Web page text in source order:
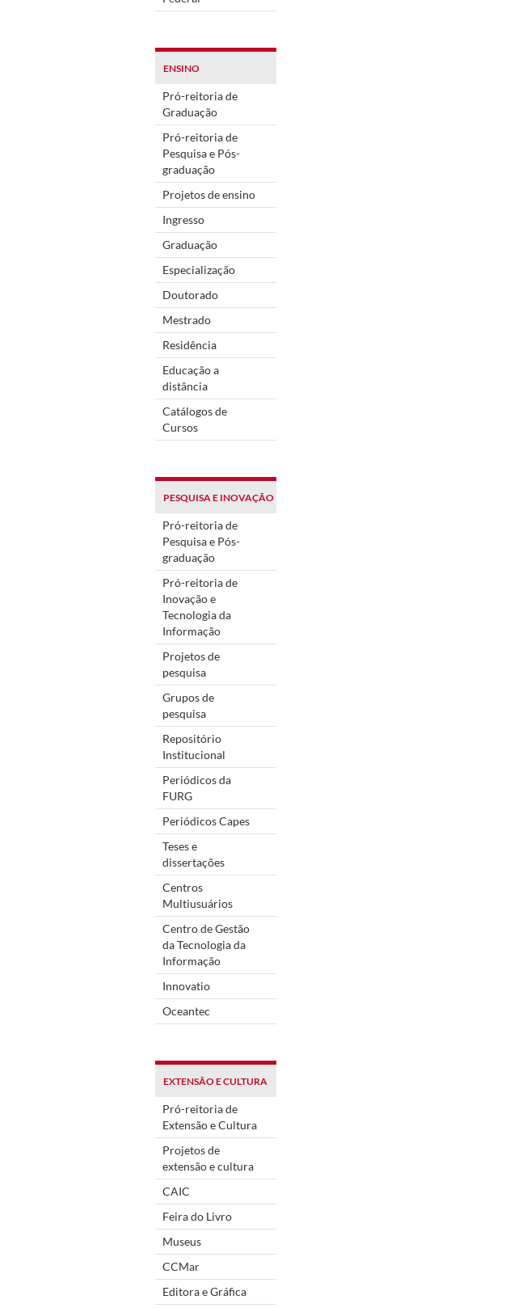
ENSINO
Pró-reitoria de
Graduação
Pró-reitoria de
Pesquisa e Pós-
graduação
Projetos de ensino
Ingresso
Graduação
Especialização
Doutorado
Mestrado
Residência
Educação a
distância
Catálogos de
Cursos
PESQUISA E INOVAÇÃO
Pró-reitoria de
Pesquisa e Pós-
graduação
Pró-reitoria de
Inovação e
Tecnologia da
Informação
Projetos de
pesquisa
Grupos de
pesquisa
Repositório
Institucional
Periódicos da
FURG
Periódicos Capes
Teses e
dissertações
Centros
Multiusuários
Centro de Gestão
da Tecnologia da
Informação
Innovatio
Oceantec
EXTENSÃO E CULTURA
Pró-reitoria de
Extensão e Cultura
Projetos de
extensão e cultura
CAIC
Feira do Livro
Museus
CCMar
Editora e Gráfica